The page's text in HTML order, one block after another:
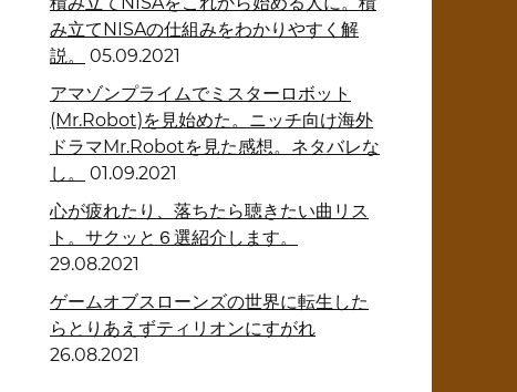
み立てNISAの仕組みをわかりやすく解
説。
05.09.2021
アマゾンプライムでミスターロボット
(Mr.Robot)を見始めた。ニッチ向け海外
ドラマMr.Robotを見た感想。ネタバレな
し。
01.09.2021
心が疲れたり、落ちたら聴きたい曲リス
ト。サクッと６選紹介します。
29.08.2021
ゲームオブスローンズの世界に転生した
らとりあえずティリオンにすがれ
26.08.2021